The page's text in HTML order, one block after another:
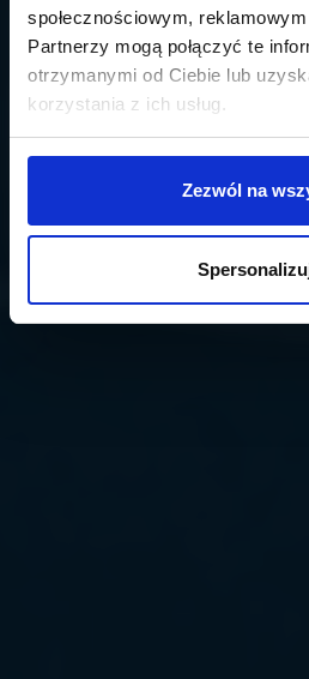
społecznościowym,
Partnerzy mogą połączyć te
otrzymanymi od Ciebie lub
korzystania z ich usług.
Zezwól na